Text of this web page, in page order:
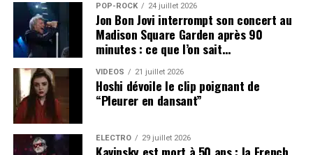
POP-ROCK 24 juillet 2026
Jon Bon Jovi interrompt son concert au
Madison Square Garden après 90
minutes : ce que l’on sait…
VIDEOS 21 juillet 2026
Hoshi dévoile le clip poignant de
“Pleurer en dansant”
ÉLECTRO 29 juillet 2026
Kavinsky est mort à 50 ans : la French